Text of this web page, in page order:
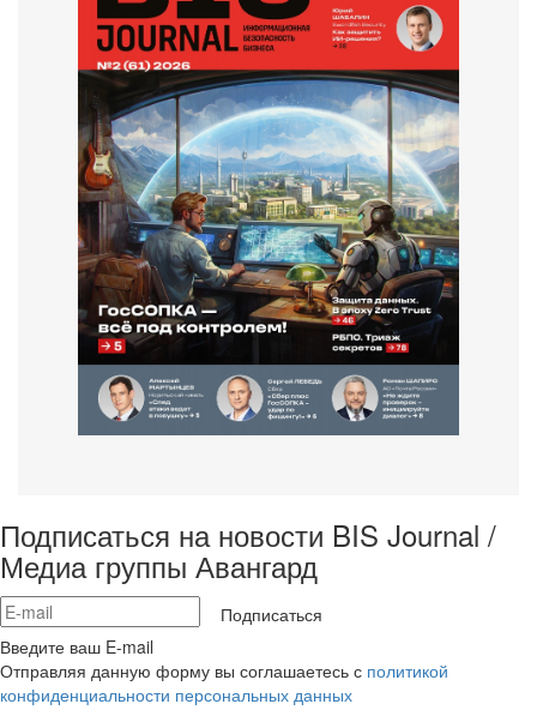
Подписаться на новости BIS Journal /
Медиа группы Авангард
Подписаться
Введите ваш E-mail
Отправляя данную форму вы соглашаетесь с политикой
конфиденциальности персональных данных